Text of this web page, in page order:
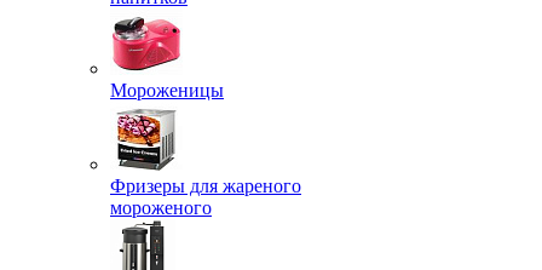
Мороженицы
Фризеры для жареного
мороженого